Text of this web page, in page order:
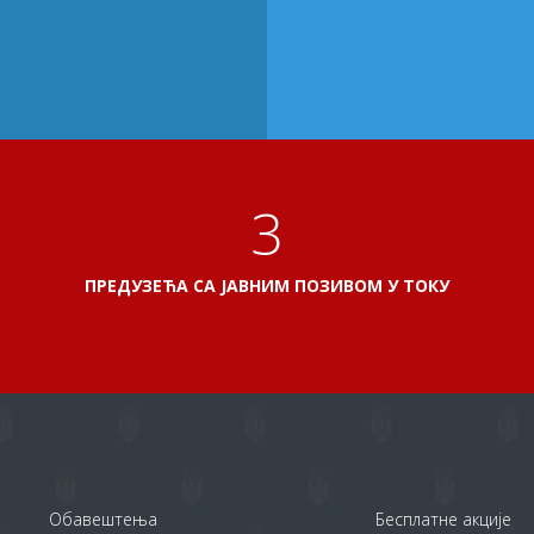
3
ПРЕДУЗЕЋА СА ЈАВНИМ ПОЗИВОМ У ТОКУ
Обавештења Бесплатне акције